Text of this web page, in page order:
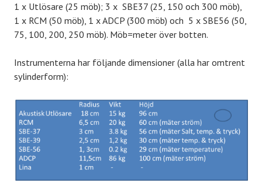
1 x Utlösare (25 möb); 3 x SBE37 (25, 150 och 300 möb),
1 x RCM (50 möb), 1 x ADCP (300 möb) och 5 x SBE56 (50,
75, 100, 200, 250 möb). Möb=meter över botten.
Instrumenterna har följande dimensioner (alla har omtrent
sylinderform):